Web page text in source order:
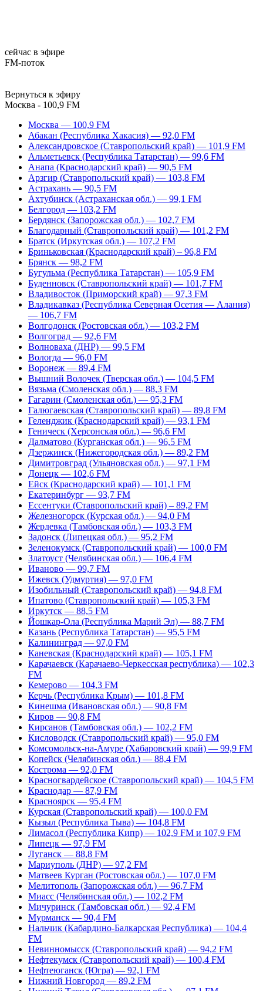
сейчас в эфире
FM-поток
Вернуться к эфиру
Москва - 100,9 FM
Москва — 100,9 FM
Абакан (Республика Хакасия) — 92,0 FM
Александровское (Ставропольский край) — 101,9 FM
Альметьевск (Республика Татарстан) — 99,6 FM
Анапа (Краснодарский край) — 90,5 FM
Арзгир (Ставропольский край) — 103,8 FM
Астрахань — 90,5 FM
Ахтубинск (Астраханская обл.) — 99,1 FM
Белгород — 103,2 FM
Бердянск (Запорожская обл.) — 102,7 FM
Благодарный (Ставропольский край) — 101,2 FM
Братск (Иркутская обл.) — 107,2 FM
Бриньковская (Краснодарский край) – 96,8 FM
Брянск — 98,2 FM
Бугульма (Республика Татарстан) — 105,9 FM
Буденновск (Ставропольский край) — 101,7 FM
Владивосток (Приморский край) — 97,3 FM
Владикавказ (Республика Северная Осетия — Алания)
— 106,7 FM
Волгодонск (Ростовская обл.) — 103,2 FM
Волгоград — 92,6 FM
Волноваха (ДНР) — 99,5 FM
Вологда — 96,0 FM
Воронеж — 89,4 FM
Вышний Волочек (Тверская обл.) — 104,5 FM
Вязьма (Смоленская обл.) — 88,3 FM
Гагарин (Смоленская обл.) — 95,3 FM
Галюгаевская (Ставропольский край) — 89,8 FM
Геленджик (Краснодарский край) — 93,1 FM
Геническ (Херсонская обл.) — 96,6 FM
Далматово (Курганская обл.) — 96,5 FM
Дзержинск (Нижегородская обл.) — 89,2 FM
Димитровград (Ульяновская обл.) — 97,1 FM
Донецк — 102,6 FM
Ейск (Краснодарский край) — 101,1 FM
Екатеринбург — 93,7 FM
Ессентуки (Ставропольский край) – 89,2 FM
Железногорск (Курская обл.) — 94,0 FM
Жердевка (Тамбовская обл.) — 103,3 FM
Задонск (Липецкая обл.) — 95,2 FM
Зеленокумск (Ставропольский край) — 100,0 FM
Златоуст (Челябинская обл.) — 106,4 FM
Иваново — 99,7 FM
Ижевск (Удмуртия) — 97,0 FM
Изобильный (Ставропольский край) — 94,8 FM
Ипатово (Ставропольский край) — 105,3 FM
Иркутск — 88,5 FM
Йошкар-Ола (Республика Марий Эл) — 88,7 FM
Казань (Республика Татарстан) — 95,5 FM
Калининград — 97,0 FM
Каневская (Краснодарский край) — 105,1 FM
Карачаевск (Карачаево-Черкесская республика) — 102,3
FM
Кемерово — 104,3 FM
Керчь (Республика Крым) — 101,8 FM
Кинешма (Ивановская обл.) — 90,8 FM
Киров — 90,8 FM
Кирсанов (Тамбовская обл.) — 102,2 FM
Кисловодск (Ставропольский край) — 95,0 FM
Комсомольск-на-Амуре (Хабаровский край) — 99,9 FM
Копейск (Челябинская обл.) — 88,4 FM
Кострома — 92,0 FM
Красногвардейское (Ставропольский край) — 104,5 FM
Краснодар — 87,9 FM
Красноярск — 95,4 FM
Курская (Ставропольский край) — 100,0 FM
Кызыл (Республика Тыва) — 104,8 FM
Лимасол (Республика Кипр) — 102,9 FM и 107,9 FM
Липецк — 97,9 FM
Луганск — 88,8 FM
Мариуполь (ДНР) — 97,2 FM
Матвеев Курган (Ростовская обл.) — 107,0 FM
Мелитополь (Запорожская обл.) — 96,7 FM
Миасс (Челябинская обл.) — 102,2 FM
Мичуринск (Тамбовская обл.) — 92,4 FM
Мурманск — 90,4 FM
Нальчик (Кабардино-Балкарская Республика) — 104,4
FM
Невинномысск (Ставропольский край) — 94,2 FM
Нефтекумск (Ставропольский край) — 100,4 FM
Нефтеюганск (Югра) — 92,1 FM
Нижний Новгород — 89,2 FM